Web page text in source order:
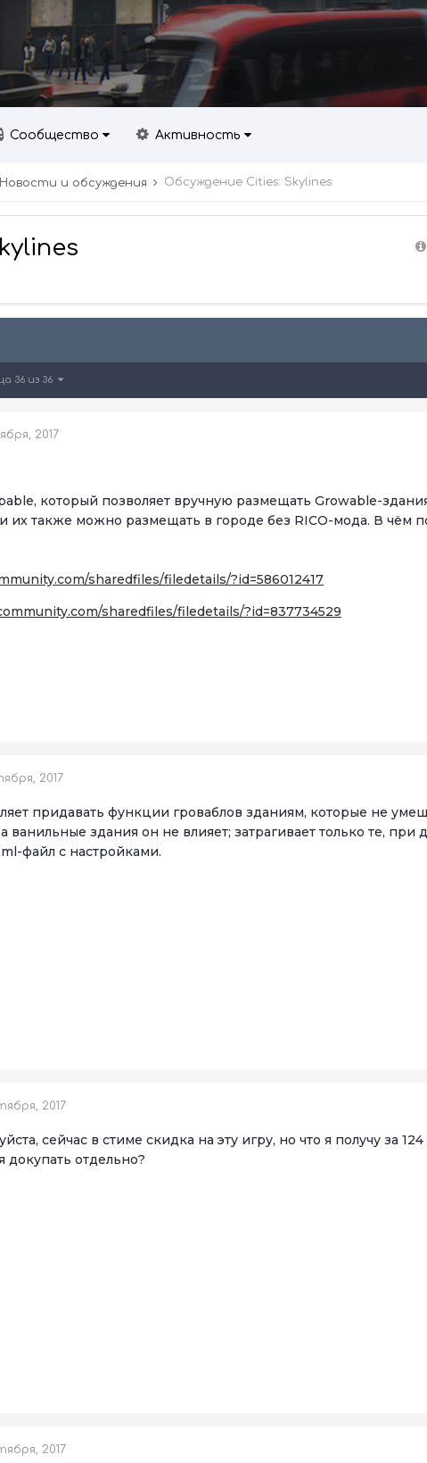
Сообщество Активность
Новости и обсуждения Обсуждение Cities: Skylines
36 из 36
2017
который позволяет вручную размещать Growable-
их также можно размещать в городе без RICO-мода. В чём
sharedfiles/filedetails/?id=586012417
sharedfiles/filedetails/?id=837734529
2017
придавать функции гроваблов зданиям, которые не
ванильные здания он не влияет; затрагивает только те,
файл с настройками.
2017
сейчас в стиме скидка на эту игру, но что я получу за
докупать отдельно?
2017